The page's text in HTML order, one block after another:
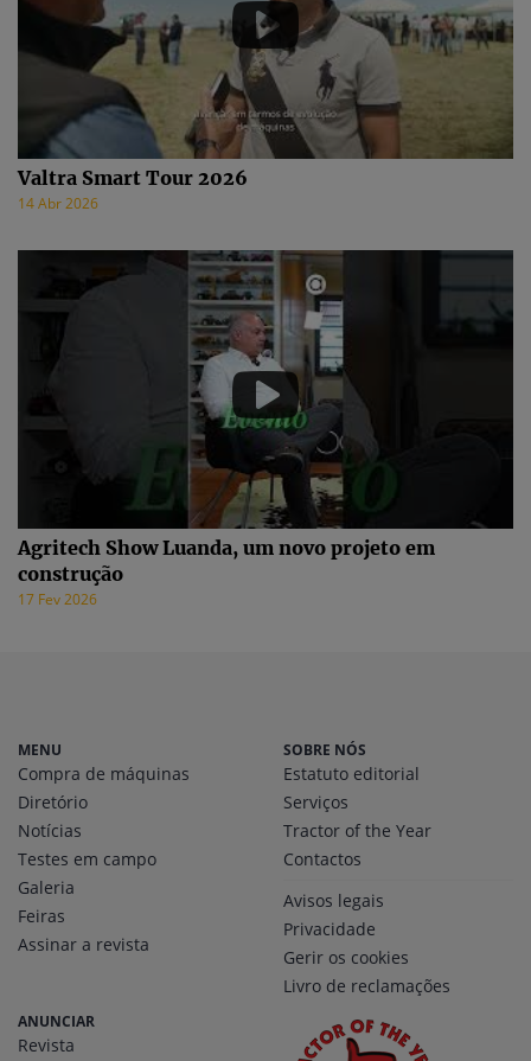
Valtra Smart Tour 2026
14 Abr 2026
Agritech Show Luanda, um novo projeto em
construção
17 Fev 2026
MENU
Compra de máquinas
Diretório
Notícias
Testes em campo
Galeria
Feiras
Assinar a revista
SOBRE NÓS
Estatuto editorial
Serviços
Tractor of the Year
Contactos
Avisos legais
Privacidade
Gerir os cookies
Livro de reclamações
ANUNCIAR
Revista